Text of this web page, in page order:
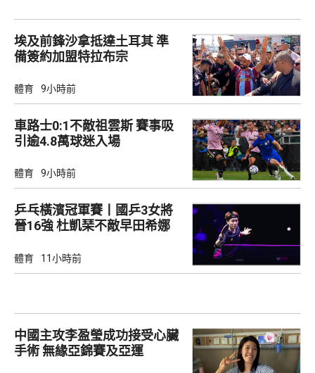
埃及前鋒沙拿抵達土耳其 準
備簽約加盟特拉布宗
體育 9小時前
車路士0:1不敵祖雲斯 賽事吸
引逾4.8萬球迷入場
體育 9小時前
乒乓橫濱冠軍賽丨國乒3女將
晉16強 杜凱琹不敵早田希娜
體育 11小時前
中國主攻李盈瑩成功接受心臟
手術 無緣亞錦賽及亞運